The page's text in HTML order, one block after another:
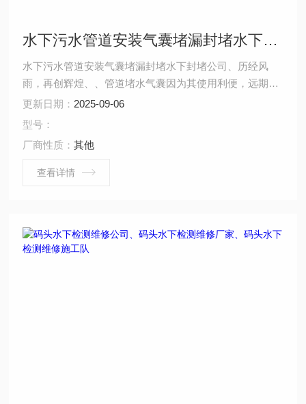
水下污水管道安装气囊堵漏封堵水下封堵公司
水下污水管道安装气囊堵漏封堵水下封堵公司、历经风
雨，再创辉煌、、管道堵水气囊因为其使用利便，远期使
用本钱较低的特点，越来越被泛博建筑施工企业，市政管
道维修施工企业所认可，但因为市场上堵水气囊的品牌良
就上述情况，笔者总结各方面的经验得出以下几点，供泛
博建筑市政施工界朋友探讨参考，还请泛博业界朋友批评
更新日期： 2025-09-06
型号：
厂商性质：其他
查看详情